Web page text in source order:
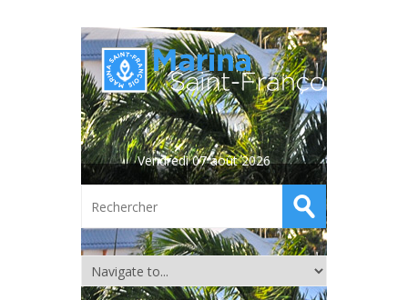
Vendredi 07 août 2026